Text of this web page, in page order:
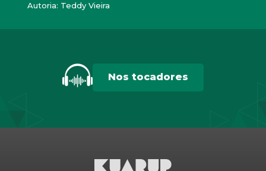
Autoria: Teddy Vieira
Nos tocadores